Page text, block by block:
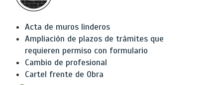
Acta de muros linderos
Ampliación de plazos de trámites que
requieren permiso con formulario
Cambio de profesional
Cartel frente de Obra